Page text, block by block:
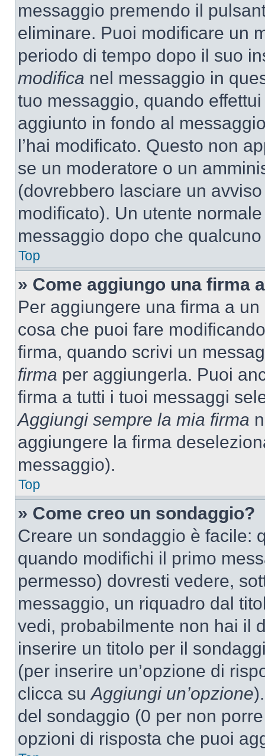
messaggio premendo il
eliminare. Puoi modificare un
periodo di tempo dopo il suo
modifica nel messaggio in
tuo messaggio, quando
aggiunto in fondo al
l’hai modificato. Questo non
se un moderatore o un
(dovrebbero lasciare un
modificato). Un utente
messaggio dopo che
Top
» Come aggiungo una firma
Per aggiungere una firma a
cosa che puoi fare
firma, quando scrivi un
firma per aggiungerla. Puoi
firma a tutti i tuoi messaggi
Aggiungi sempre la mia firma
aggiungere la firma
messaggio).
Top
» Come creo un sondaggio?
Creare un sondaggio è facile:
quando modifichi il primo
permesso) dovresti vedere,
messaggio, un riquadro dal
vedi, probabilmente non hai il
inserire un titolo per il
(per inserire un’opzione di
clicca suAggiungi un’opzione
del sondaggio (0 per non
opzioni di risposta che puoi